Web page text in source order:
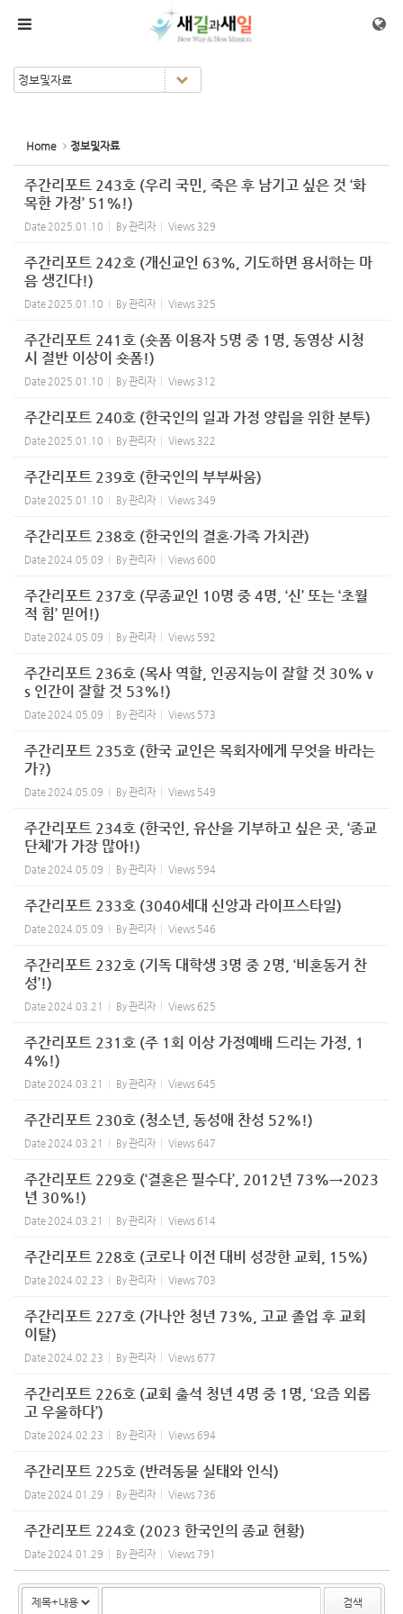
Home 정보및자료
주간리포트 243호 (우리 국민, 죽은 후 남기고 싶은 것 ‘화
목한 가정’ 51%!)
Date 2025.01.10 By관리자 Views 329
주간리포트 242호 (개신교인 63%, 기도하면 용서하는 마
음 생긴다!)
Date 2025.01.10 By관리자 Views 325
주간리포트 241호 (숏폼 이용자 5명 중 1명, 동영상 시청
시 절반 이상이 숏폼!)
Date 2025.01.10 By관리자 Views 312
주간리포트 240호 (한국인의 일과 가정 양립을 위한 분투)
Date 2025.01.10 By관리자 Views 322
주간리포트 239호 (한국인의 부부싸움)
Date 2025.01.10 By관리자 Views 349
주간리포트 238호 (한국인의 결혼∙가족 가치관)
Date 2024.05.09 By관리자 Views 600
주간리포트 237호 (무종교인 10명 중 4명, ‘신’ 또는 ‘초월
적 힘’ 믿어!)
Date 2024.05.09 By관리자 Views 592
주간리포트 236호 (목사 역할, 인공지능이 잘할 것 30% v
s 인간이 잘할 것 53%!)
Date 2024.05.09 By관리자 Views 573
주간리포트 235호 (한국 교인은 목회자에게 무엇을 바라는
가?)
Date 2024.05.09 By관리자 Views 549
주간리포트 234호 (한국인, 유산을 기부하고 싶은 곳, ‘종교
단체’가 가장 많아!)
Date 2024.05.09 By관리자 Views 594
주간리포트 233호 (3040세대 신앙과 라이프스타일)
Date 2024.05.09 By관리자 Views 546
주간리포트 232호 (기독 대학생 3명 중 2명, ‘비혼동거 찬
성’!)
Date 2024.03.21 By관리자 Views 625
주간리포트 231호 (주 1회 이상 가정예배 드리는 가정, 1
4%!)
Date 2024.03.21 By관리자 Views 645
주간리포트 230호 (청소년, 동성애 찬성 52%!)
Date 2024.03.21 By관리자 Views 647
주간리포트 229호 (‘결혼은 필수다’, 2012년 73%→2023
년 30%!)
Date 2024.03.21 By관리자 Views 614
주간리포트 228호 (코로나 이전 대비 성장한 교회, 15%)
Date 2024.02.23 By관리자 Views 703
주간리포트 227호 (가나안 청년 73%, 고교 졸업 후 교회
이탈)
Date 2024.02.23 By관리자 Views 677
주간리포트 226호 (교회 출석 청년 4명 중 1명, ‘요즘 외롭
고 우울하다’)
Date 2024.02.23 By관리자 Views 694
주간리포트 225호 (반려동물 실태와 인식)
Date 2024.01.29 By관리자 Views 736
주간리포트 224호 (2023 한국인의 종교 현황)
Date 2024.01.29 By관리자 Views 791
검색